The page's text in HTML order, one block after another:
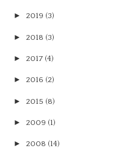
►2019 (3)
►2018 (3)
►2017 (4)
►2016 (2)
►2015 (8)
►2009 (1)
►2008 (14)